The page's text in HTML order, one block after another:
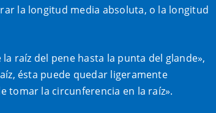
la longitud media absoluta, o la longitud
raíz del pene hasta la punta del glande»,
ésta puede quedar ligeramente
tomar la circunferencia en la raíz».